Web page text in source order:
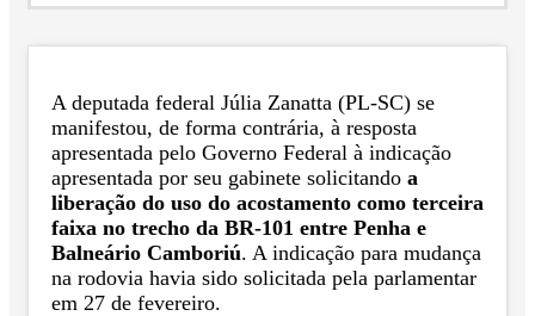
A deputada federal Júlia Zanatta (PL-SC) se
manifestou, de forma contrária, à resposta
apresentada pelo Governo Federal à indicação
apresentada por seu gabinete solicitando a
liberação do uso do acostamento como terceira
faixa no trecho da BR-101 entre Penha e
Balneário Camboriú. A indicação para mudança
na rodovia havia sido solicitada pela parlamentar
em 27 de fevereiro.